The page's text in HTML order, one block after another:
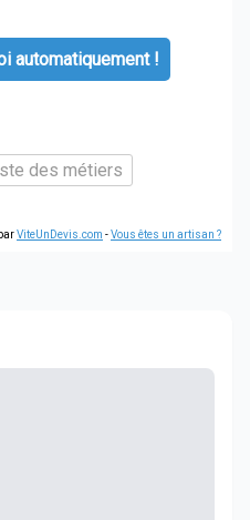
automatiquement !
des métiers
ViteUnDevis.com -Vous êtes un artisan ?